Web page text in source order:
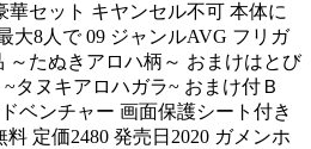
華セット キヤンセル不可 本体に
大8人で 09 ジャンルAVG フリガ
～たぬきアロハ柄～ おまけはとび
タヌキアロハガラ~ おまけ付Ｂ
ベンチャー 画面保護シート付き
料 定価2480 発売日2020 ガメンホ